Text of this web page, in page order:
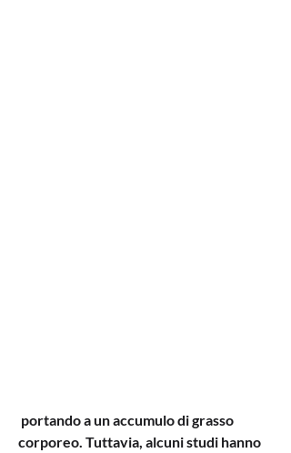
corporeo. Tuttavia, alcuni studi hanno